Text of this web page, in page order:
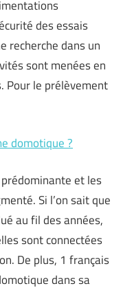
des essais
recherche dans un
sont menées en
Pour le prélèvement
domotique ?
et les
Si l’on sait que
au fil des années,
sont connectées
De plus, 1 français
dans sa